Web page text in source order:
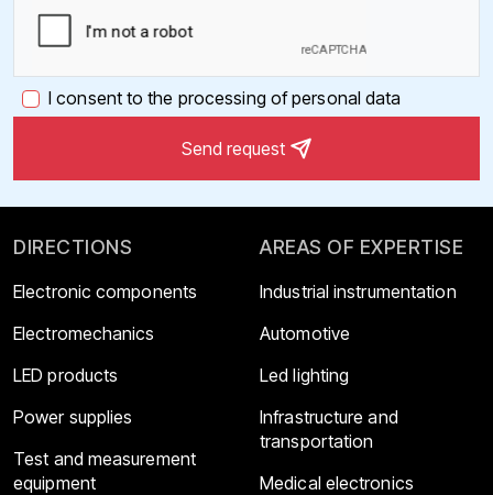
I consent to the processing of personal data
Send request
DIRECTIONS
Electronic components
Electromechanics
LED products
Power supplies
Test and measurement
equipment
AREAS OF EXPERTISE
Industrial instrumentation
Automotive
Led lighting
Infrastructure and
transportation
Medical electronics